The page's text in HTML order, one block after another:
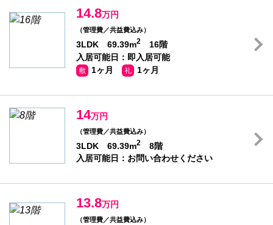
14.8万円
（管理費／共益費込み）
3LDK 69.39m2
16階
入居可能日：即入居可能
敷 1ヶ月 礼 1ヶ月
14万円
（管理費／共益費込み）
3LDK 69.39m2
8階
入居可能日：お問い合わせください
13.8万円
（管理費／共益費込み）